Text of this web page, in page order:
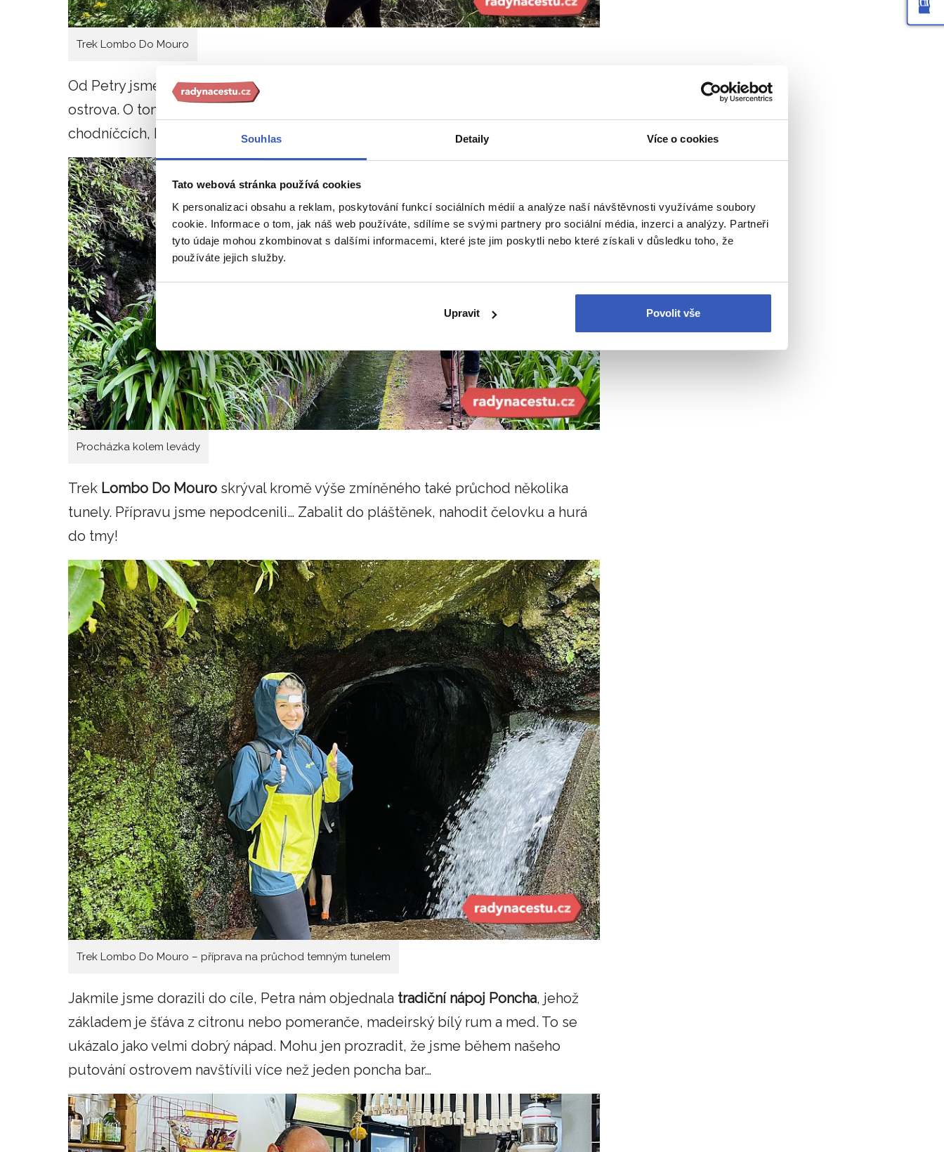
Souhlas Detaily Více o cookies
Tato webová stránka používá cookies
K personalizaci obsahu a reklam, poskytování funkcí sociálních médií a analýze naší návštěvnosti využíváme soubory
cookie. Informace o tom, jak náš web používáte, sdílíme se svými partnery pro sociální média, inzerci a analýzy. Partneři
tyto údaje mohou zkombinovat s dalšími informacemi, které jste jim poskytli nebo které získali v důsledku toho, že
používáte jejich služby.
Upravit Povolit vše
Trek Lombo Do Mouro
Od Petry jsme se také dozvěděli, že levády přivádějí vodu do všech koutů
ostrova. O tom jsme se přesvědčili na vlastní oči, když jsme se po takových
chodníčcích, kterými je protkaný celý ostrov, procházeli.
Procházka kolem levády
Trek Lombo Do Mouro skrýval kromě výše zmíněného také průchod několika
tunely. Přípravu jsme nepodcenili… Zabalit do pláštěnek, nahodit čelovku a hurá
do tmy!
Trek Lombo Do Mouro – příprava na průchod temným tunelem
Jakmile jsme dorazili do cíle, Petra nám objednala tradiční nápoj Poncha, jehož
základem je šťáva z citronu nebo pomeranče, madeirský bílý rum a med. To se
ukázalo jako velmi dobrý nápad. Mohu jen prozradit, že jsme během našeho
putování ostrovem navštívili více než jeden poncha bar…